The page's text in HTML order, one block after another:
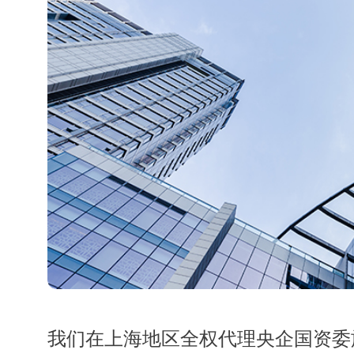
我们在上海地区全权代理央企国资